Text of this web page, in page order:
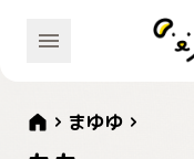
まゆゆ